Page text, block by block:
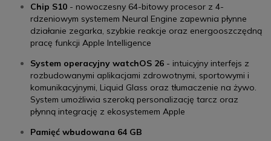
Chip S10- nowoczesny 64-bitowy procesor z 4-
rdzeniowym systemem Neural Engine zapewnia płynne
działanie zegarka, szybkie reakcje oraz energooszczędną
pracę funkcji Apple Intelligence
System operacyjny watchOS 26- intuicyjny interfejs z
rozbudowanymi aplikacjami zdrowotnymi, sportowymi i
komunikacyjnymi, Liquid Glass oraz tłumaczenie na żywo.
System umożliwia szeroką personalizację tarcz oraz
płynną integrację z ekosystemem Apple
Pamięć wbudowana 64 GB